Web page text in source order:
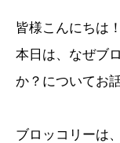
皆様こんにちは！
本日は、なぜブ
か？についてお
ブロッコリーは